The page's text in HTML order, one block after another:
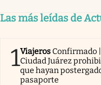
Las más leídas de
1Viajeros Confirmado
Ciudad Juárez
que hayan
pasaporte